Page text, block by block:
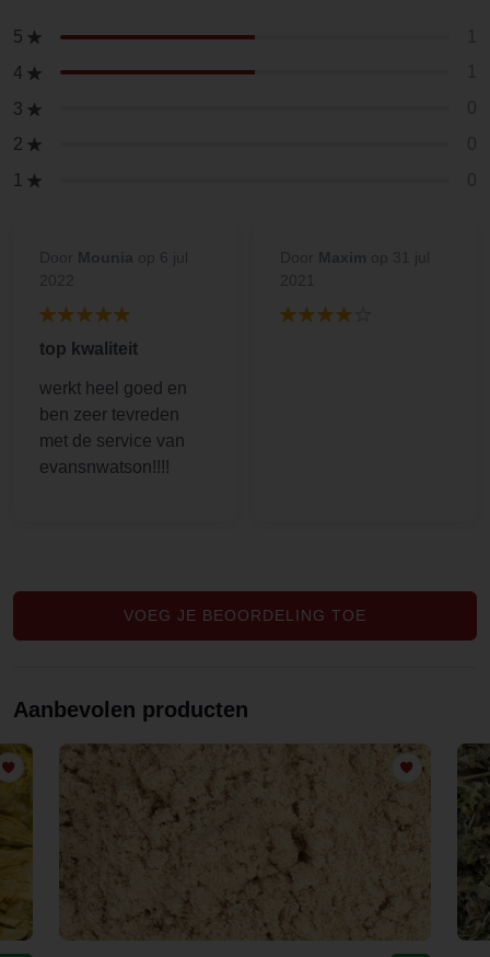
5
4
3
2
1
top kwaliteit
werkt heel goed en
ben zeer tevreden
met de service van
evansnwatson!!!!
VOEG JE BEOORDELING TOE
Aanbevolen producten